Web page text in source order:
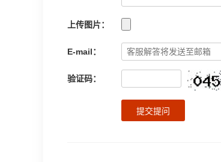
上传图片：
E-mail：
验证码：
提交提问